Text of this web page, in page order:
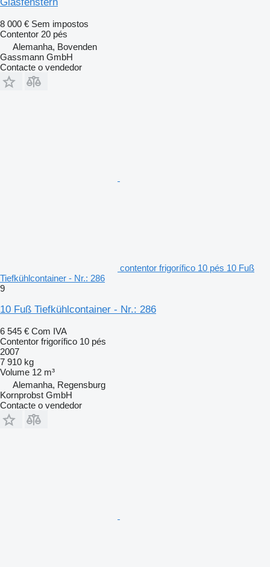
8 000 € Sem impostos
Contentor 20 pés
Alemanha, Bovenden
Gassmann GmbH
Contacte o vendedor
contentor frigorífico 10 pés 10 Fuß
Tiefkühlcontainer - Nr.: 286
9
10 Fuß Tiefkühlcontainer - Nr.: 286
6 545 € Com IVA
Contentor frigorífico 10 pés
2007
7 910 kg
Volume 12 m³
Alemanha, Regensburg
Kornprobst GmbH
Contacte o vendedor